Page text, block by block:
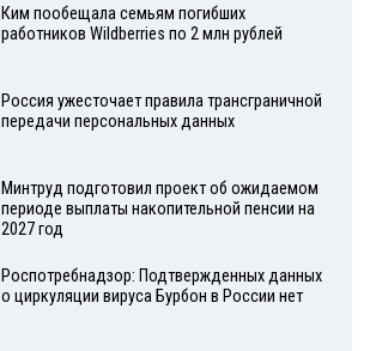
Ким пообещала семьям погибших
работников Wildberries по 2 млн рублей
Россия ужесточает правила трансграничной
передачи персональных данных
Минтруд подготовил проект об ожидаемом
периоде выплаты накопительной пенсии на
2027 год
Роспотребнадзор: Подтвержденных данных
о циркуляции вируса Бурбон в России нет